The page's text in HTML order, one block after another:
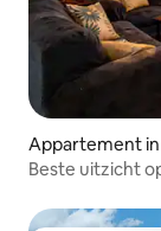
Appartement
Beste uitzicht